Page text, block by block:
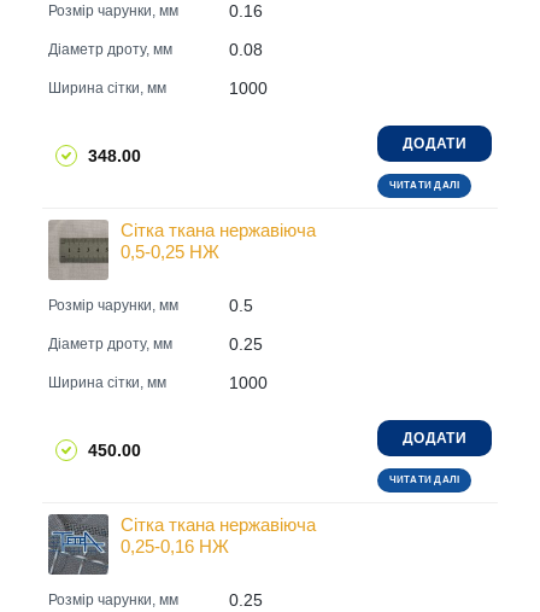
Розмір чарунки, мм 0.16
Діаметр дроту, мм 0.08
Ширина сітки, мм 1000
348.00
ДОДАТИ
ЧИТАТИ ДАЛІ
Сітка ткана нержавіюча
0,5-0,25 НЖ
Розмір чарунки, мм 0.5
Діаметр дроту, мм 0.25
Ширина сітки, мм 1000
450.00
ДОДАТИ
ЧИТАТИ ДАЛІ
Сітка ткана нержавіюча
0,25-0,16 НЖ
Розмір чарунки, мм 0.25